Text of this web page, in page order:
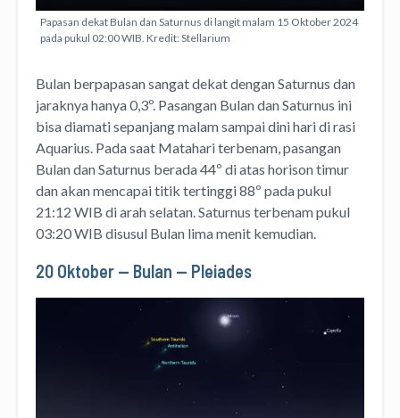
Papasan dekat Bulan dan Saturnus di langit malam 15 Oktober 2024
pada pukul 02:00 WIB. Kredit: Stellarium
Bulan berpapasan sangat dekat dengan Saturnus dan
jaraknya hanya 0,3º. Pasangan Bulan dan Saturnus ini
bisa diamati sepanjang malam sampai dini hari di rasi
Aquarius. Pada saat Matahari terbenam, pasangan
Bulan dan Saturnus berada 44º di atas horison timur
dan akan mencapai titik tertinggi 88º pada pukul
21:12 WIB di arah selatan. Saturnus terbenam pukul
03:20 WIB disusul Bulan lima menit kemudian.
20 Oktober — Bulan — Pleiades